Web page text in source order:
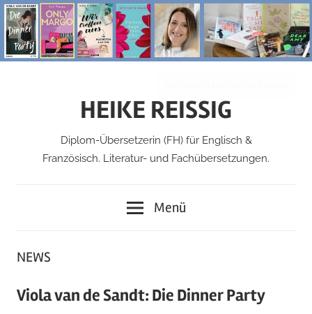
Zum
Inhalt
springen
HEIKE REISSIG
Diplom-Übersetzerin (FH) für Englisch &
Französisch. Literatur- und Fachübersetzungen.
Menü
NEWS
Viola van de Sandt: Die Dinner Party